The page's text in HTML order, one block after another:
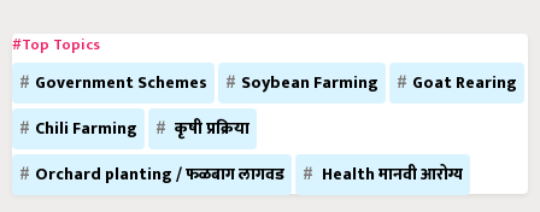
#Top Topics
Government Schemes Soybean Farming
Goat Rearing
Chili Farming
कृषी प्रक्रिया
Orchard planting / फळबाग लागवड
Health मानवी आरोग्य